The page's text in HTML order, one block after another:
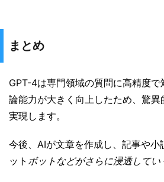
まとめ
GPT-4は専門領域の質問に高精度
論能力が大きく向上したため、驚
実現します。
今後、AIが文章を作成し、記事や小
ット ボットなどがさらに浸透してい